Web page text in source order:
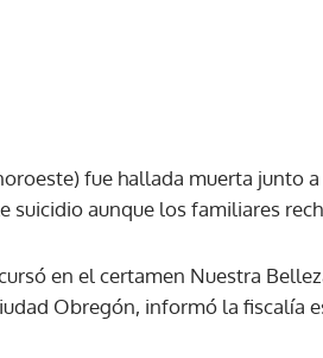
fue hallada muerta junto
aunque los familiares
en el certamen Nuestra
Obregón, informó la fiscalía